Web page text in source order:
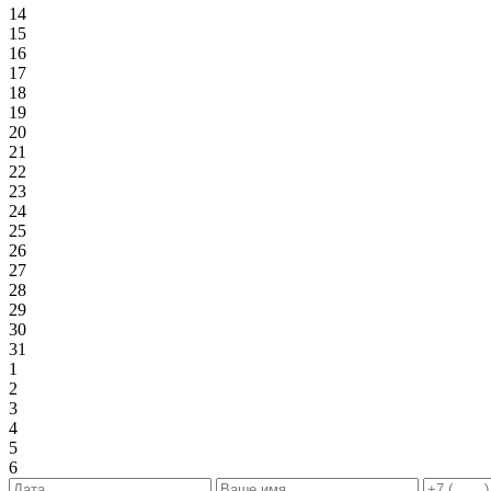
14
15
16
17
18
19
20
21
22
23
24
25
26
27
28
29
30
31
1
2
3
4
5
6